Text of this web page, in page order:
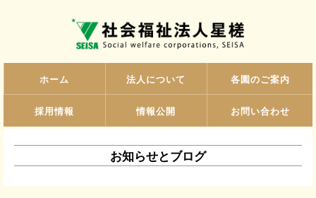
ホーム 法人について 各園のご案内
採用情報 情報公開 お問い合わせ
お知らせとブログ